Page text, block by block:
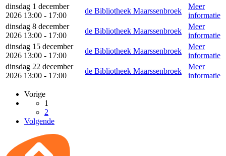
dinsdag 1 december
2026 13:00 - 17:00
de Bibliotheek Maarssenbroek
Meer
informatie
dinsdag 8 december
2026 13:00 - 17:00
de Bibliotheek Maarssenbroek
Meer
informatie
dinsdag 15 december
2026 13:00 - 17:00
de Bibliotheek Maarssenbroek
Meer
informatie
dinsdag 22 december
2026 13:00 - 17:00
de Bibliotheek Maarssenbroek
Meer
informatie
Vorige
1
2
Volgende